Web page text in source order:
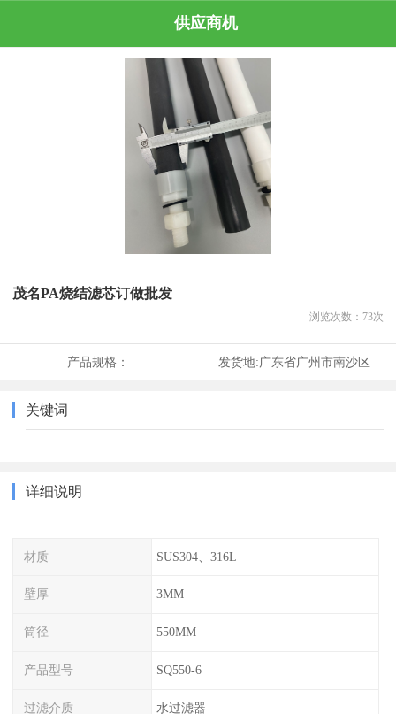
供应商机
茂名PA烧结滤芯订做批发
浏览次数： 73次
产品规格： 发货地:广东省广州市南沙区
关键词
详细说明
材质 SUS304、316L
壁厚 3MM
筒径 550MM
产品型号 SQ550-6
过滤介质 水过滤器